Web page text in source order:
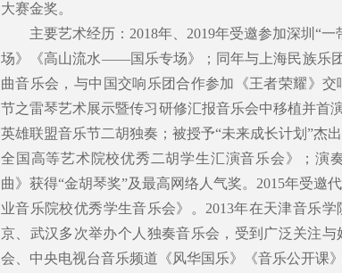
大赛金奖。
主要艺术经历：2018年、2019年受邀参加深圳“
场》《高山流水——国乐专场》；同年与上海民族乐
曲音乐会，与中国交响乐团合作参加《王者荣耀》
节之雷琴艺术展示暨传习研修汇报音乐会中移植并首
英雄联盟音乐节二胡独奏；被授予“未来成长计划”
全国高等艺术院校优秀二胡学生汇演音乐会》；演
曲》获得“金胡琴奖”及最高网络人气奖。2015年受
业音乐院校优秀学生音乐会》。2013年在天津音乐
京、武汉多次举办个人独奏音乐会，受到广泛关注
会、中央电视台音乐频道《风华国乐》《音乐公开课